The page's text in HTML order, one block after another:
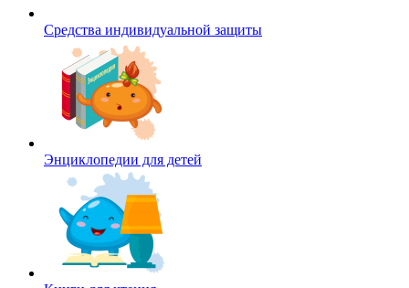
Средства индивидуальной защиты
Энциклопедии для детей